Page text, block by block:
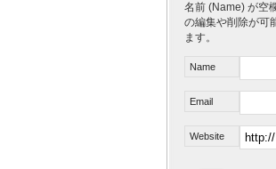
名前 (Name) が空
の編集や削除が可
ます。
Name
Email
Website